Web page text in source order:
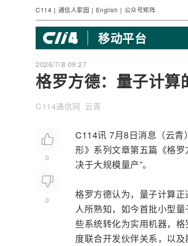
C114 | 通信人家园 | English | 公众号矩阵
移动平台
2026/7/8 09:27
格罗方德：量子计
C114通信网 云青
0
0
C114讯 7月8日消息（云
形》系列文章第五篇《格
决于大规模量产”。
格罗方德认为，量子计算
人所熟知，如今首批小型量
些系统转化为实用机器，
度联合开发伙伴关系，以